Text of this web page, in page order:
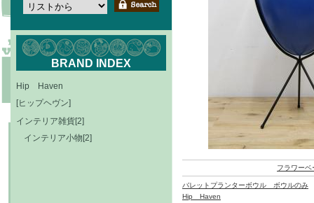
フラワーベ
バレットプランターボウル ボウルのみ
Hip Haven
BRAND INDEX
Hip Haven
[ヒップヘヴン]
インテリア雑貨[2]
インテリア小物[2]